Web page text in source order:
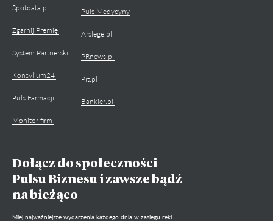
Spotdata.pl
Zgarnij Premię
System Partnerski
Konsylium24
Puls Farmacji
Monitor firm
Puls Medycyny
Arslege.pl
PRnews.pl
Pit.pl
Bankier.pl
Dołącz do społeczności
Pulsu Biznesu i zawsze bądź
na bieżąco
Miej najważniejsze wydarzenia każdego dnia w zasięgu ręki.